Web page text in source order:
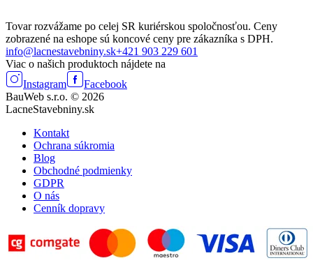
Tovar rozvážame po celej SR kuriérskou spoločnosťou. Ceny
zobrazené na eshope sú koncové ceny pre zákazníka s DPH.
info@lacnestavebniny.sk+421 903 229 601
Viac o našich produktoch nájdete na
Instagram
Facebook
BauWeb s.r.o. © 2026
LacneStavebniny.sk
Kontakt
Ochrana súkromia
Blog
Obchodné podmienky
GDPR
O nás
Cenník dopravy